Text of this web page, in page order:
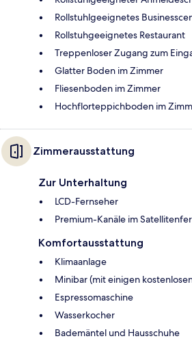
Rollstuhlgeeignetes
Rollstuhgeeignetes Restaurant
Treppenloser Zugang zum
Glatter Boden im Zimmer
Fliesenboden im Zimmer
Hochflorteppichboden im
Zimmerausstattung
Zur Unterhaltung
LCD-Fernseher
Premium-Kanäle im
Komfortausstattung
Klimaanlage
Minibar (mit einigen
Espressomaschine
Wasserkocher
Bademäntel und Hausschuhe